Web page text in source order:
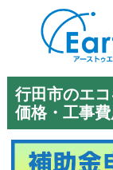
行田市のエ
価格・工事費